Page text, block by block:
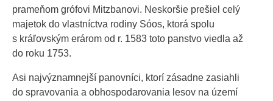
prameňom grófovi Mitzbanovi. Neskoršie prešiel celý
majetok do vlastníctva rodiny Sóos, ktorá spolu
s kráľovským erárom od r. 1583 toto panstvo viedla až
do roku 1753.
Asi najvýznamnejší panovníci, ktorí zásadne zasiahli
do spravovania a obhospodarovania lesov na území